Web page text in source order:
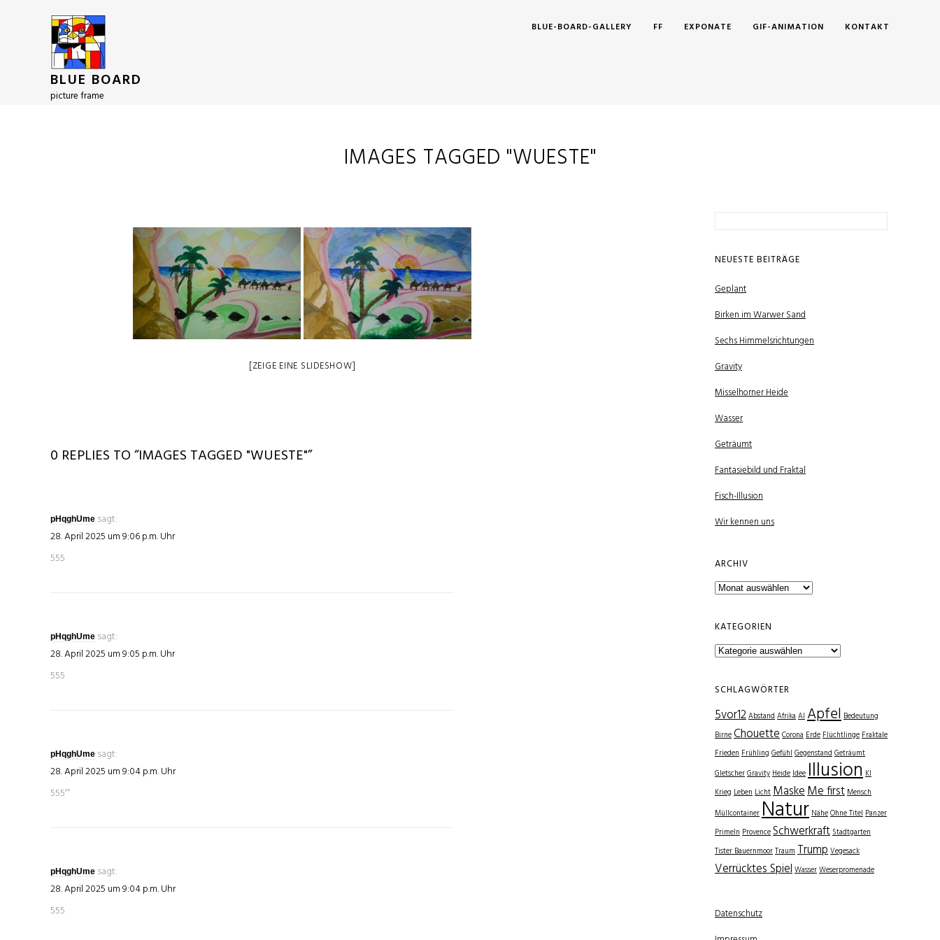
BLUE BOARD
picture frame
BLUE-BOARD-GALLERY FF EXPONATE GIF-ANIMATION KONTAKT
IMAGES TAGGED "WUESTE"
[ZEIGE EINE SLIDESHOW]
0 REPLIES TO “IMAGES TAGGED "WUESTE"”
pHqghUme sagt:
28. April 2025 um 9:06 p.m. Uhr
555
pHqghUme sagt:
28. April 2025 um 9:05 p.m. Uhr
555
pHqghUme sagt:
28. April 2025 um 9:04 p.m. Uhr
555′“
pHqghUme sagt:
28. April 2025 um 9:04 p.m. Uhr
555
NEUESTE BEITRÄGE
Geplant
Birken im Warwer Sand
Sechs Himmelsrichtungen
Gravity
Misselhorner Heide
Wasser
Geträumt
Fantasiebild und Fraktal
Fisch-Illusion
Wir kennen uns
ARCHIV
Archiv
KATEGORIEN
Kategorien
SCHLAGWÖRTER
5vor12AbstandAfrikaAIApfelBedeutung
BirneChouetteCoronaErdeFlüchtlingeFraktale
FriedenFrühling GefühlGegenstandGeträumt
GletscherGravityHeideIdeeIllusionKI
Krieg LebenLichtMaskeMe firstMensch
MüllcontainerNaturNäheOhne TitelPanzer
PrimelnProvenceSchwerkraftStadtgarten
Tister BauernmoorTraumTrumpVegesack
Verrücktes SpielWasserWeserpromenade
Datenschutz